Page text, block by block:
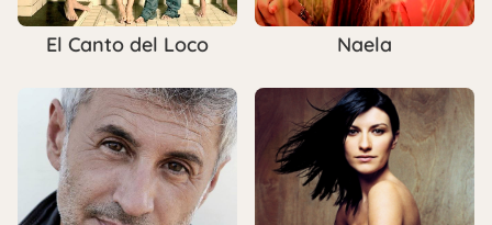
El Canto del Loco Naela